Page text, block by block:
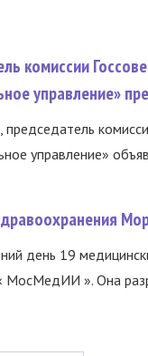
комиссии
управление»
управление»
день 19
МосМедИИ ». Она